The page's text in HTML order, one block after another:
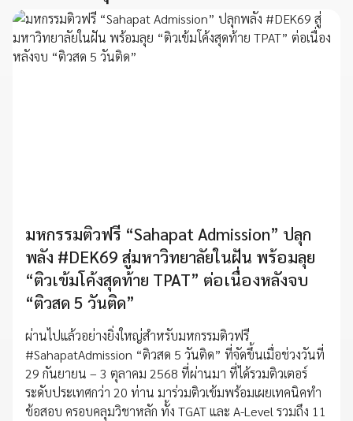
มหกรรมติวฟรี “Sahapat Admission” ปลุก
พลัง #DEK69 สู่มหาวิทยาลัยในฝัน พร้อมลุย
“ติวเข้มโค้งสุดท้าย TPAT” ต่อเนื่องหลังจบ
“ติวสด 5 วันติด”
ผ่านไปแล้วอย่างยิ่งใหญ่สำหรับมหกรรมติวฟรี
#SahapatAdmission “ติวสด 5 วันติด” ที่จัดขึ้นเมื่อช่วงวันที่
29 กันยายน – 3 ตุลาคม 2568 ที่ผ่านมา ที่ได้รวมติวเตอร์
ระดับประเทศกว่า 20 ท่าน มาร่วมติวเข้มพร้อมเผยเทคนิคทำ
ข้อสอบ ครอบคลุมวิชาหลัก ทั้ง TGAT และ A-Level รวมถึง 11